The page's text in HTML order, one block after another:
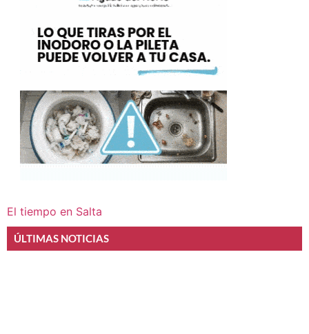
El tiempo en Salta
ÚLTIMAS NOTICIAS